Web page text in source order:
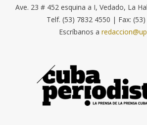
Ave. 23 # 452 esquina a I, Vedado, La
Telf. (53) 7832 4550 | Fax:
Escríbanos a